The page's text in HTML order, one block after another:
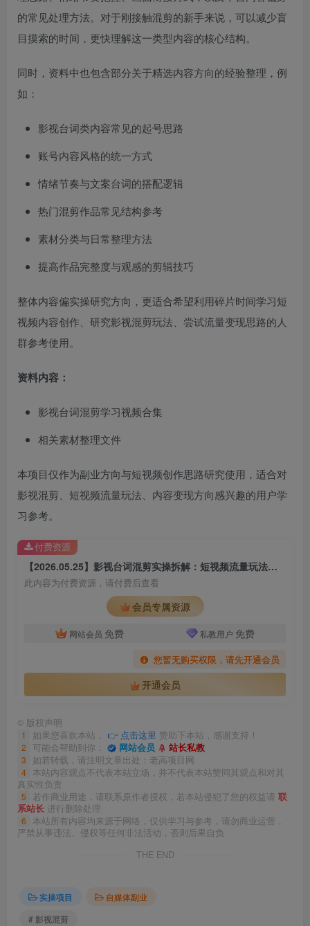
的常见处理方法。对于刚接触混剪的新手来说，可以减少盲
目摸索的时间，更快理解这一类型内容的核心结构。
同时，资料中也包含部分关于精选内容方向的经验整理，例
如：
影视台词类内容常见的起号思路
账号内容风格的统一方式
情绪节奏与文案台词的搭配逻辑
热门混剪作品常见结构参考
素材分类与日常整理方法
提高作品完整度与观感的剪辑技巧
整体内容偏实操研究方向，更适合希望利用碎片时间学习短
视频内容创作、研究影视混剪玩法、尝试流量变现思路的人
群参考使用。
资料内容：
影视台词混剪学习视频合集
相关素材整理文件
本项目仅作为副业方向与短视频创作思路研究使用，适合对
影视混剪、短视频流量玩法、内容变现方向感兴趣的用户学
习参考。
【2026.05.25】影视台词混剪实操拆解：短视频流量玩法与精选收益研究合集
此内容为付费资源，请付费后查看
会员专属资源
网站会员 免费 私教用户 免费
您暂无购买权限，请先开通会员
开通会员
付费资源
© 版权声明
1 如果您喜欢本站， 👉 点击这里 赞助下本站，感谢支持！
2 可能会帮助到你： 网站会员 站长私教
3 如若转载，请注明文章出处：老高项目网
4
本站内容观点不代表本站立场，并不代表本站赞同其观点和对其
真实性负责
5 若作商业用途，请联系原作者授权，若本站侵犯了您的权益请 联
系站长 进行删除处理
6
本站所有内容均来源于网络，仅供学习与参考，请勿商业运营，
严禁从事违法、侵权等任何非法活动，否则后果自负
THE END
实操项目
自媒体副业
# 影视混剪